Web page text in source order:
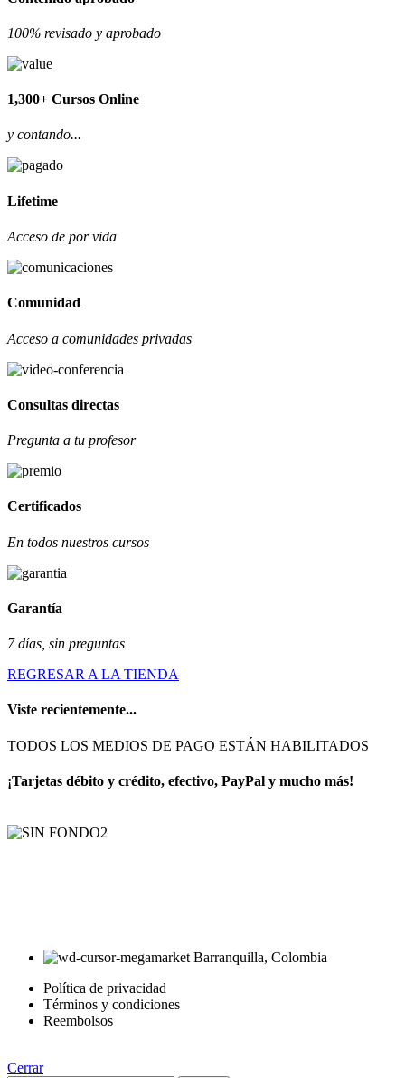
100% revisado y aprobado
1,300+ Cursos Online
y contando...
Lifetime
Acceso de por vida
Comunidad
Acceso a comunidades privadas
Consultas directas
Pregunta a tu profesor
Certificados
En todos nuestros cursos
Garantía
7 días, sin preguntas
REGRESAR A LA TIENDA
Viste recientemente...
TODOS LOS MEDIOS DE PAGO ESTÁN HABILITADOS
¡Tarjetas débito y crédito, efectivo, PayPal y mucho más!
Barranquilla, Colombia
Política de privacidad
Términos y condiciones
Reembolsos
Cerrar